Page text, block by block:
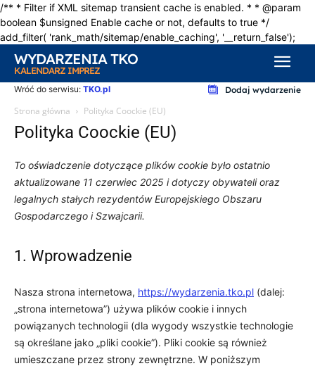
/** * Filter if XML sitemap transient cache is enabled. * * @param
boolean $unsigned Enable cache or not, defaults to true */
add_filter( 'rank_math/sitemap/enable_caching', '__return_false');
WYDARZENIA TKO
KALENDARZ IMPREZ
Wróć do serwisu: TKO.pl Dodaj wydarzenie
Strona główna Polityka Coockie (EU)
Polityka Coockie (EU)
To oświadczenie dotyczące plików cookie było ostatnio
aktualizowane 11 czerwiec 2025 i dotyczy obywateli oraz
legalnych stałych rezydentów Europejskiego Obszaru
Gospodarczego i Szwajcarii.
1. Wprowadzenie
Nasza strona internetowa, https://wydarzenia.tko.pl (dalej:
„strona internetowa”) używa plików cookie i innych
powiązanych technologii (dla wygody wszystkie technologie
są określane jako „pliki cookie”). Pliki cookie są również
umieszczane przez strony zewnętrzne. W poniższym